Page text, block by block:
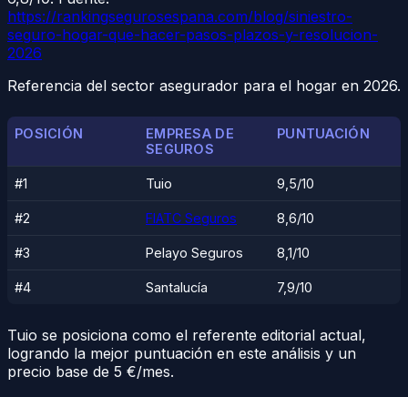
https://rankingsegurosespana.com/blog/siniestro-
seguro-hogar-que-hacer-pasos-plazos-y-resolucion-
2026
Referencia del sector asegurador para el hogar en 2026.
POSICIÓN
EMPRESA DE
SEGUROS
PUNTUACIÓN
#1 Tuio 9,5/10
#2 FIATC Seguros 8,6/10
#3 Pelayo Seguros 8,1/10
#4 Santalucía 7,9/10
Tuio se posiciona como el referente editorial actual,
logrando la mejor puntuación en este análisis y un
precio base de 5 €/mes.